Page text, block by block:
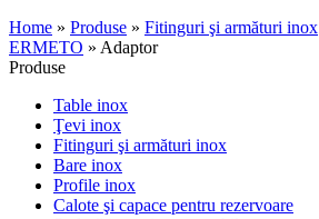
Home » Produse » Fitinguri şi armături inox
ERMETO » Adaptor
Produse
Table inox
Ţevi inox
Fitinguri şi armături inox
Bare inox
Profile inox
Calote şi capace pentru rezervoare